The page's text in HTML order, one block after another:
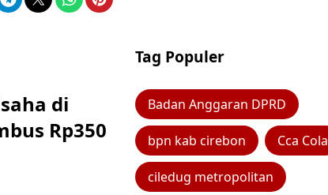
di
Rp350
Tag Populer
Badan Anggaran DPRD
bpn kab cirebon Cca Cola
ciledug metropolitan